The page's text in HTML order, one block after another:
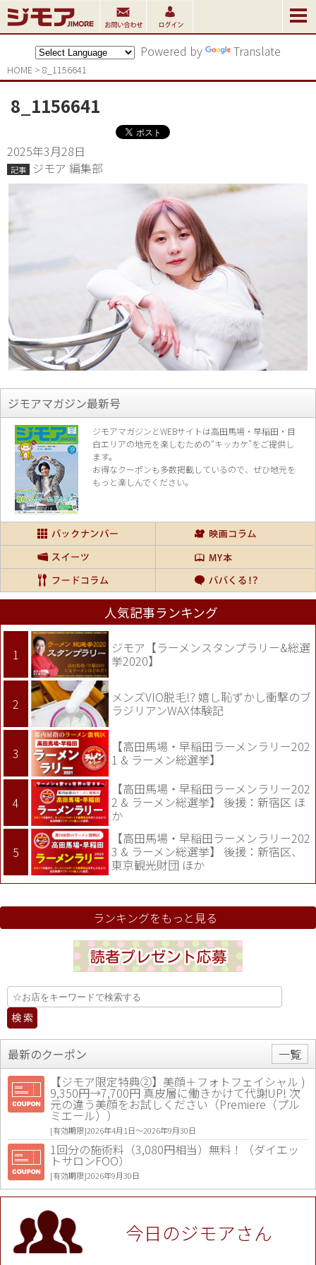
Powered by Translate
HOME > 8_1156641
8_1156641
2025年3月28日
記事 ジモア 編集部
ジモアマガジン最新号
ジモアマガジンとWEBサイトは高田馬場・早稲田・目
白エリアの地元を楽しむための“キッカケ”をご提供し
ます。
お得なクーポンも多数掲載しているので、 ぜひ地元を
もっと楽しんでください。
人気記事ランキング
ジモア【ラーメンスタンプラリー&総選
挙2020】
メンズVIO脱毛!? 嬉し恥ずかし衝撃のブ
ラジリアンWAX体験記
【高田馬場・早稲田ラーメンラリー202
1 & ラーメン総選挙】
【高田馬場・早稲田ラーメンラリー202
2 & ラーメン総選挙】 後援：新宿区 ほ
か
【高田馬場・早稲田ラーメンラリー202
3 & ラーメン総選挙】 後援：新宿区、
東京観光財団 ほか
ランキングをもっと見る
最新のクーポン
一覧
【ジモア限定特典②】美顔＋フォトフェイシャル )
9,350円→7,700円 真皮層に働きかけて代謝UP! 次
元の違う美顔をお試しください（Premiere（プル
ミエール））
[有効期限]2026年4月1日〜2026年9月30日
1回分の施術料（3,080円相当）無料！（ダイエッ
トサロンFOO）
[有効期限]2026年9月30日
値段提示後「ジモア見た」で更に買い取り金額 U
P！※チケットと新品商品は除く（大黒屋 高田馬場
駅前店）
[有効期限]2026年9月30日
★ジモア限定特典★ お会計より全品5％OFF（ナチ
今日のジモアさん